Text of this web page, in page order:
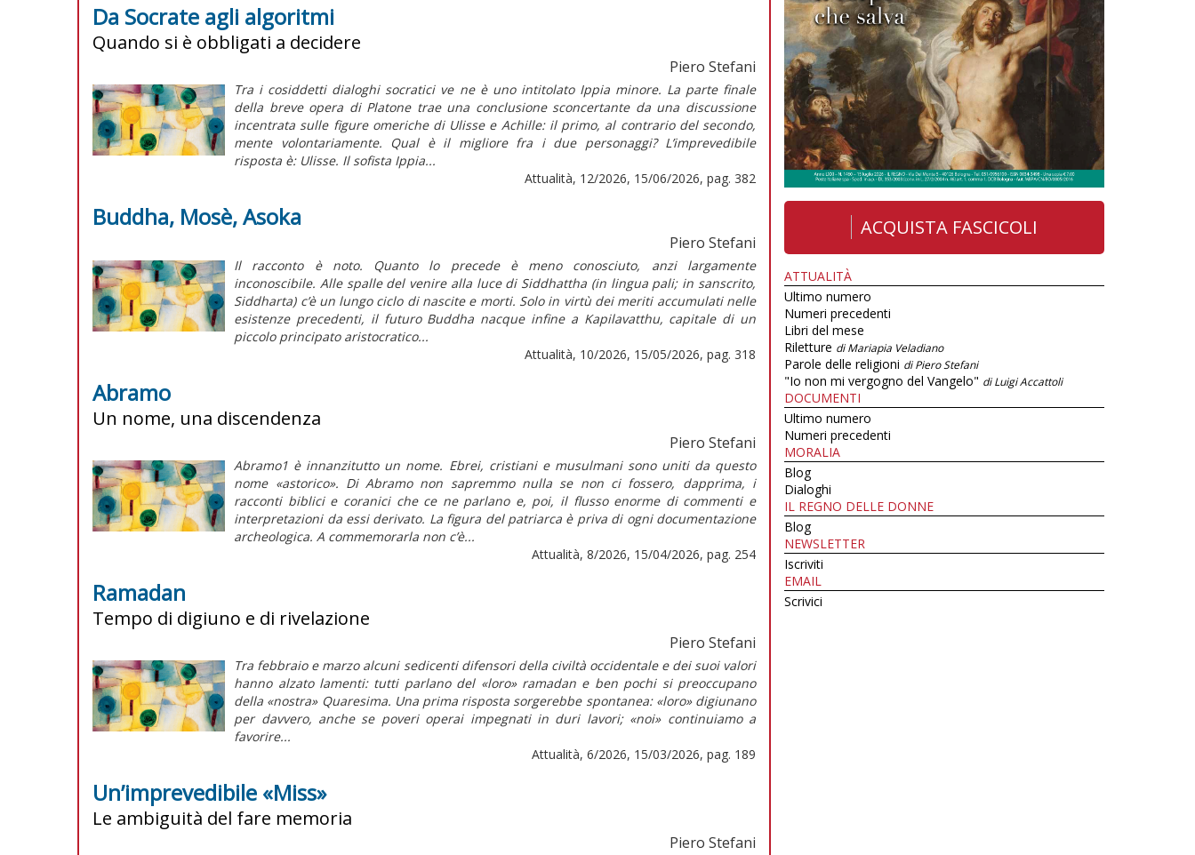
Da Socrate agli algoritmi
Quando si è obbligati a decidere
Piero Stefani
Tra i cosiddetti dialoghi socratici ve ne è uno intitolato Ippia minore. La parte finale
della breve opera di Platone trae una conclusione sconcertante da una discussione
incentrata sulle figure omeriche di Ulisse e Achille: il primo, al contrario del secondo,
mente volontariamente. Qual è il migliore fra i due personaggi? L’imprevedibile
risposta è: Ulisse. Il sofista Ippia...
Attualità, 12/2026, 15/06/2026, pag. 382
Buddha, Mosè, Asoka
Piero Stefani
Il racconto è noto. Quanto lo precede è meno conosciuto, anzi largamente
inconoscibile. Alle spalle del venire alla luce di Siddhattha (in lingua pali; in sanscrito,
Siddharta) c’è un lungo ciclo di nascite e morti. Solo in virtù dei meriti accumulati nelle
esistenze precedenti, il futuro Buddha nacque infine a Kapilavatthu, capitale di un
piccolo principato aristocratico...
Attualità, 10/2026, 15/05/2026, pag. 318
Abramo
Un nome, una discendenza
Piero Stefani
Abramo1 è innanzitutto un nome. Ebrei, cristiani e musulmani sono uniti da questo
nome «astorico». Di Abramo non sapremmo nulla se non ci fossero, dapprima, i
racconti biblici e coranici che ce ne parlano e, poi, il flusso enorme di commenti e
interpretazioni da essi derivato. La figura del patriarca è priva di ogni documentazione
archeologica. A commemorarla non c’è...
Attualità, 8/2026, 15/04/2026, pag. 254
Ramadan
Tempo di digiuno e di rivelazione
Piero Stefani
Tra febbraio e marzo alcuni sedicenti difensori della civiltà occidentale e dei suoi valori
hanno alzato lamenti: tutti parlano del «loro» ramadan e ben pochi si preoccupano
della «nostra» Quaresima. Una prima risposta sorgerebbe spontanea: «loro» digiunano
per davvero, anche se poveri operai impegnati in duri lavori; «noi» continuiamo a
favorire...
Attualità, 6/2026, 15/03/2026, pag. 189
Un’imprevedibile «Miss»
Le ambiguità del fare memoria
Piero Stefani
ACQUISTA FASCICOLI
ATTUALITÀ
Ultimo numero
Numeri precedenti
Libri del mese
Riletture di Mariapia Veladiano
Parole delle religioni di Piero Stefani
"Io non mi vergogno del Vangelo" di Luigi Accattoli
DOCUMENTI
Ultimo numero
Numeri precedenti
MORALIA
Blog
Dialoghi
IL REGNO DELLE DONNE
Blog
NEWSLETTER
Iscriviti
EMAIL
Scrivici